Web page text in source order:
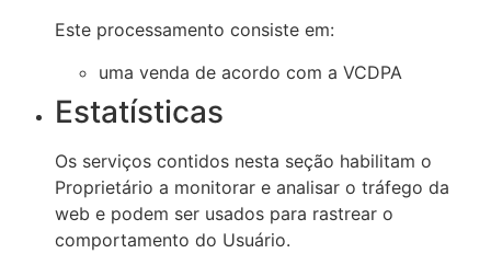
Este processamento consiste em:
uma venda de acordo com a VCDPA
Estatísticas
Os serviços contidos nesta seção habilitam o
Proprietário a monitorar e analisar o tráfego da
web e podem ser usados para rastrear o
comportamento do Usuário.